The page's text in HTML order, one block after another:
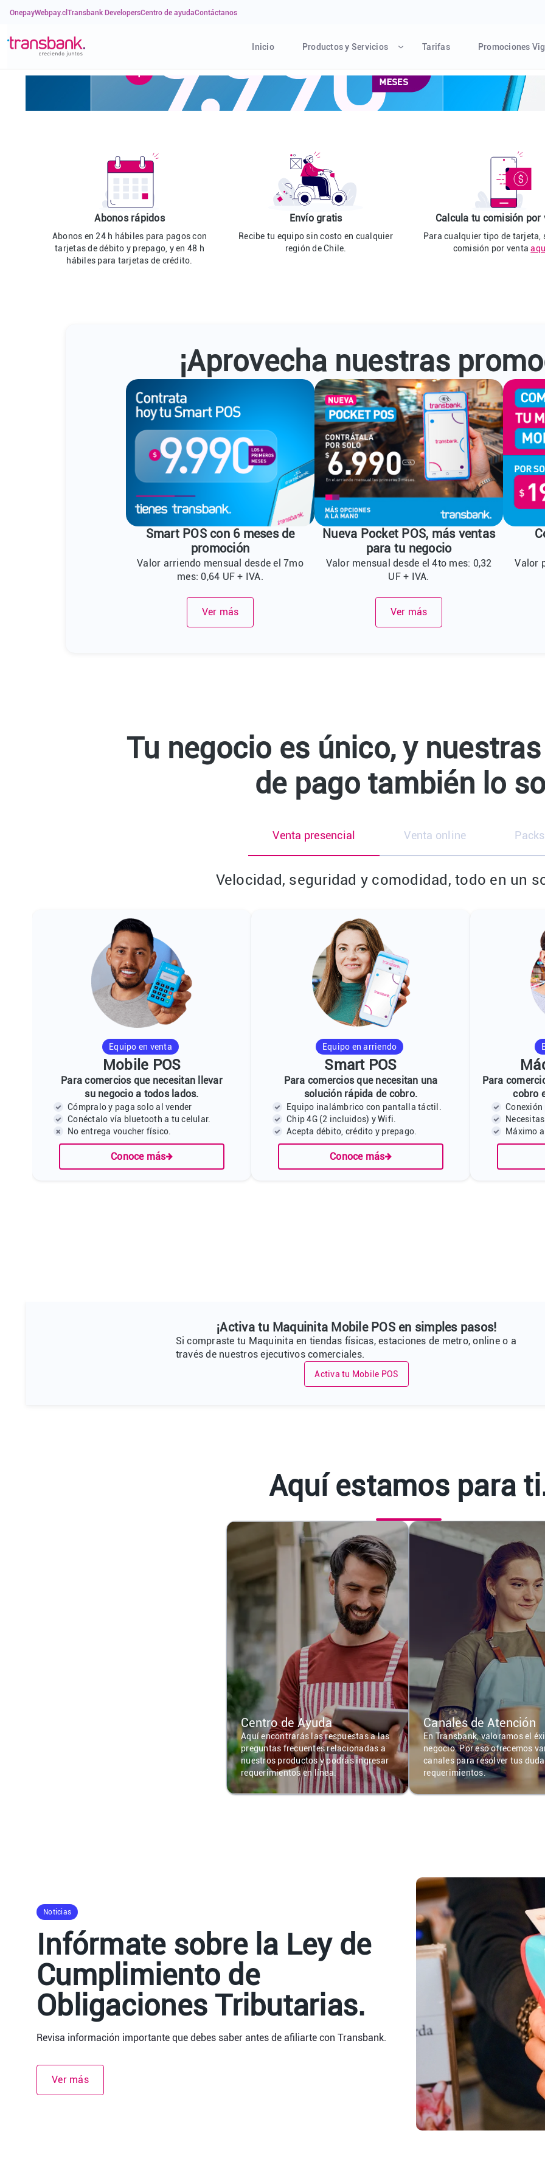
OnepayWebpay.cl Transbank DevelopersCentro de ayudaContáctanos
Inicio Productos y Servicios Tarifas Promociones
Abonos rápidos
Abonos en 24 h hábiles para pagos con
tarjetas de débito y prepago, y en 48 h
hábiles para tarjetas de crédito.
Envío gratis
Recibe tu equipo sin costo en cualquier
región de Chile.
Calcula tu comisión por
Para cualquier tipo de tarjeta,
comisión por venta
¡Aprovecha nuestras
Smart POS con 6 meses de
promoción
Valor arriendo mensual desde el 7mo
mes: 0,64 UF + IVA.
Ver más
Nueva Pocket POS, más ventas
para tu negocio
Valor mensual desde el 4to mes: 0,32
UF + IVA.
Ver más
Valor
Tu negocio es único, y
de pago también lo
Venta presencial Venta online Packs
Velocidad, seguridad y comodidad, todo en un
Equipo en venta
Mobile POS
Para comercios que necesitan llevar
su negocio a todos lados.
Cómpralo y paga solo al vender
Conéctalo vía bluetooth a tu celular.
No entrega voucher físico.
Conoce más
Equipo en arriendo
Smart POS
Para comercios que necesitan una
solución rápida de cobro.
Equipo inalámbrico con pantalla táctil.
Chip 4G (2 incluidos) y Wifi.
Acepta débito, crédito y prepago.
Conoce más
Para
cobro
Conexión
Máximo
¡Activa tu Maquinita Mobile POS en simples pasos!
Si compraste tu Maquinita en tiendas físicas, estaciones de metro, online o a
través de nuestros ejecutivos comerciales.
Activa tu Mobile POS
Aquí estamos para
Centro de Ayuda
Aquí encontrarás las respuestas a las
preguntas frecuentes relacionadas a
nuestros productos y podrás ingresar
requerimientos en línea.
Canales de Atención
En Transbank, valoramos el
negocio. Por eso ofrecemos
canales para resolver tus
requerimientos.
Noticias
Infórmate sobre la Ley de
Cumplimiento de
Obligaciones Tributarias.
Revisa información importante que debes saber antes de afiliarte con Transbank.
Ver más